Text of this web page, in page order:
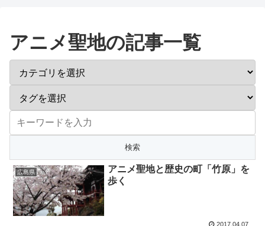
アニメ聖地の記事一覧
広島県
アニメ聖地と歴史の町「竹原」を
歩く
2017.04.07